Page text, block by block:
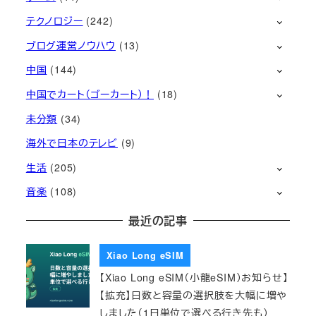
テクノロジー (242)
ブログ運営ノウハウ (13)
中国 (144)
中国でカート（ゴーカート）！
(18)
未分類 (34)
海外で日本のテレビ (9)
生活 (205)
音楽 (108)
最近の記事
Xiao Long eSIM
【Xiao Long eSIM（小龍eSIM）お知らせ】
【拡充】日数と容量の選択肢を大幅に増や
しました（1日単位で選べる行き先も）